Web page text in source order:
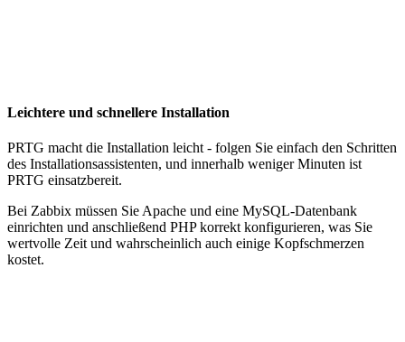
Leichtere und schnellere Installation
PRTG macht die Installation leicht - folgen Sie einfach den Schritten
des Installationsassistenten, und innerhalb weniger Minuten ist
PRTG einsatzbereit.
Bei Zabbix müssen Sie Apache und eine MySQL-Datenbank
einrichten und anschließend PHP korrekt konfigurieren, was Sie
wertvolle Zeit und wahrscheinlich auch einige Kopfschmerzen
kostet.